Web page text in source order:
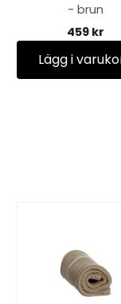
- brun
459 kr
Lägg i